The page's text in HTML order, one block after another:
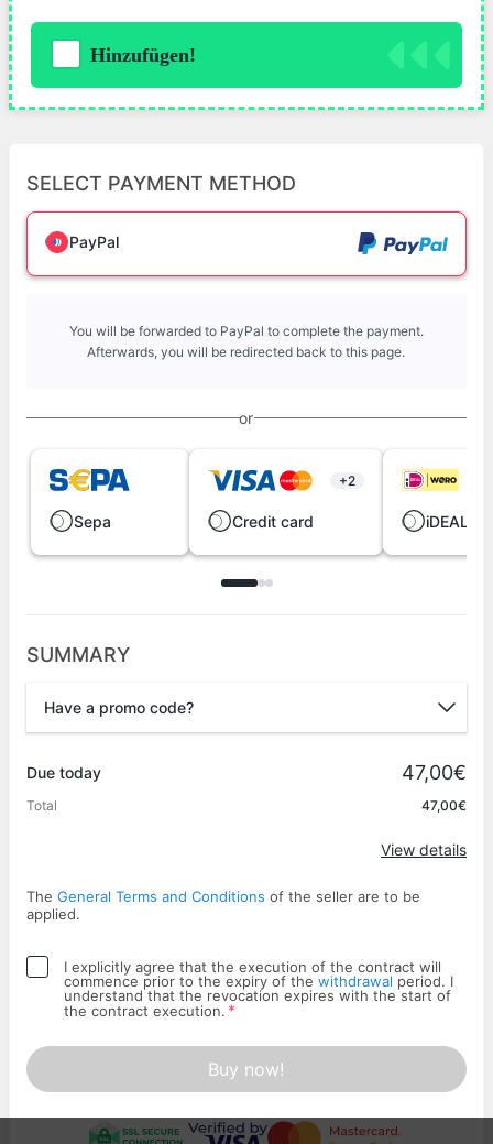
Hinzufügen!
SELECT PAYMENT METHOD
PayPal
You will be forwarded to PayPal to complete the payment.
Afterwards, you will be redirected back to this page.
or
Sepa
+2
Credit card iDEAL |
SUMMARY
Have a promo code?
Due today 47,00€
Total 47,00€
View details
The General Terms and Conditions of the seller are to be
applied.
I explicitly agree that the execution of the contract will
commence prior to the expiry of the withdrawal period. I
understand that the revocation expires with the start of
the contract execution. *
Buy now!